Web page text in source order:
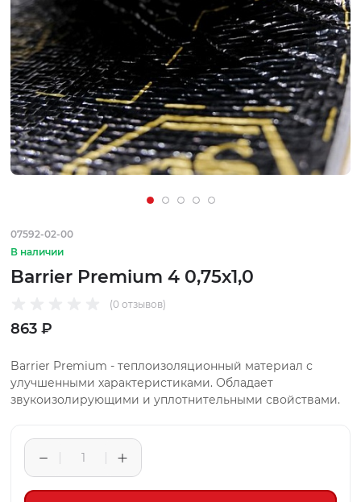
07592-02-00
В наличии
Barrier Premium 4 0,75х1,0
(0 отзывов)
863 ₽
Barrier Premium - теплоизоляционный материал с
улучшенными характеристиками. Обладает
звукоизолирующими и уплотнительными свойствами.